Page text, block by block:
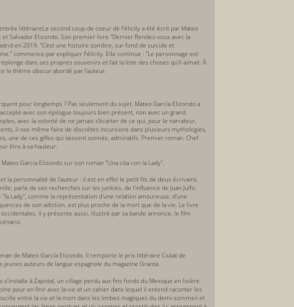
littéraireLe second coup de coeur de Félicity a été écrit par Mateo
Salvador Elizondo. Son premier livre "Dernier Rendez-vous avec la
en 2019. "C'est une histoire sombre, sur fond de suicide et
commence par expliquer Félicity. Elle continue : "Le personnage est
dans ses propres souvenirs et fait la liste des choses qu'il aimait. À
le thème obscur abordé par l'auteur.
pour longtemps ? Pas seulement du sujet. Mateo García Elizondo a
avec son épilogue toujours bien présent, non avec un grand
avec la volonté de ne jamais s’écarter de ce qui, pour le narrateur,
il ose même faire de discrètes incursions dans plusieurs mythologies,
une de ces gifles qui laissent sonnés, admiratifs. Premier roman. Chef
être à sa hauteur.
Garcia Elizondo sur son roman "Una cita con la Lady".
la personnalité de l'auteur : il est en effet le petit fils de deux écrivains
parle de ses recherches sur les junkies, de l'influence de Juan Julfo.
Lady", comme la représentation d'une relation amoureuse, d'une
de son adiction, est plus proche de la mort que de la vie. Le livre
Il y présente aussi, illustré par sa bande annonce, le film
de Mateo García Elizondo. Il remporte le prix littéraire Ciutat de
auteurs de langue espagnole du magazine Granta.
à Zapotal, un village perdu aux fins fonds du Mexique en lisière
pour en finir avec la vie et un cahier dans lequel il entend raconter les
entre la vie et la mort dans les limbes magiques du demi-sommeil et